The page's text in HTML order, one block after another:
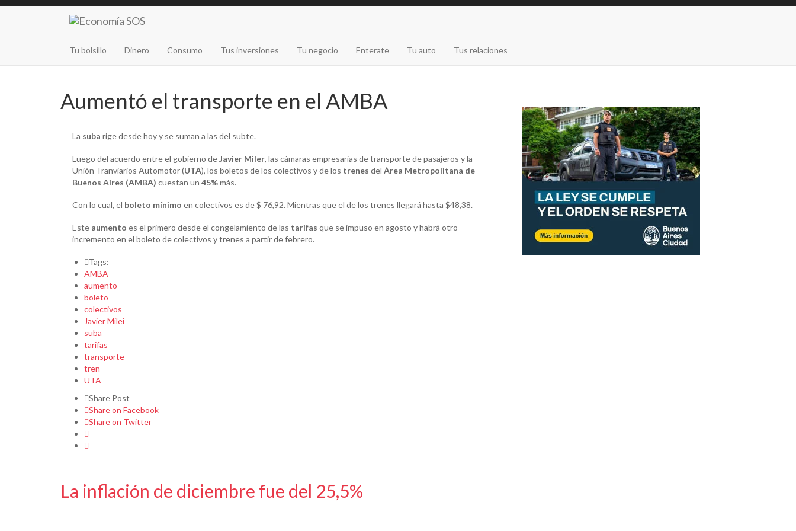
Tu bolsillo Dinero Consumo Tus inversiones Tu negocio Enterate Tu auto Tus relaciones
Aumentó el transporte en el AMBA
La suba rige desde hoy y se suman a las del subte.
Luego del acuerdo entre el gobierno deJavier Miler, las cámaras empresarias de transporte de pasajeros y la
Unión Tranviarios Automotor (UTA), los boletos de los colectivos y de los trenes del Área Metropolitana de
Buenos Aires (AMBA) cuestan un 45%más.
Con lo cual, el boleto mínimo en colectivos es de $ 76,92. Mientras que el delos trenes llegará hasta $48,38.
Este aumento es el primero desde el congelamiento de las tarifas que se impuso en agosto y habrá otro
incremento en el boleto de colectivos y trenes a partir de febrero.
Tags:
AMBA
aumento
boleto
colectivos
Javier Milei
suba
tarifas
transporte
tren
UTA
Share Post
Share on Facebook
Share on Twitter
La inflación de diciembre fue del 25,5%